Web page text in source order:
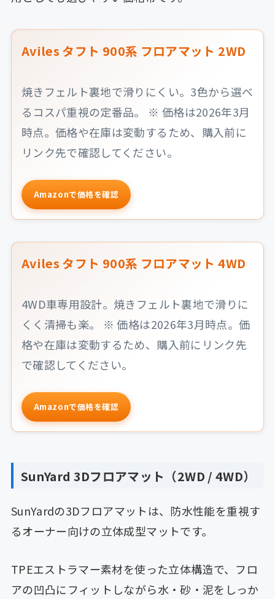
Aviles タフト 900系 フロアマット 2WD
焼きフェルト裏地で滑りにくい。3色から選べ
るコスパ重視の定番品。 ※ 価格は2026年3月
時点。価格や在庫は変動するため、購入前に
リンク先で確認してください。
Amazonで価格を確認
Aviles タフト 900系 フロアマット 4WD
4WD車専用設計。焼きフェルト裏地で滑りに
くく清掃も楽。 ※ 価格は2026年3月時点。価
格や在庫は変動するため、購入前にリンク先
で確認してください。
Amazonで価格を確認
SunYard 3Dフロアマット（2WD / 4WD）
SunYardの3Dフロアマットは、防水性能を重視す
るオーナー向けの立体成型マットです。
TPEエストラマー素材を使った立体構造で、フロ
アの凹凸にフィットしながら水・砂・泥をしっか